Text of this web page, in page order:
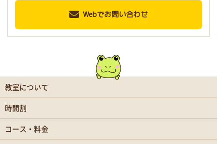
Webでお問い合わせ
教室について
時間割
コース・料金